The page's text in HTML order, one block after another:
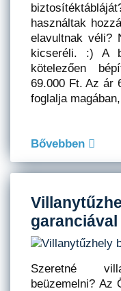
használtak
elavultnak véli?
kicseréli. :) A
kötelezően
69.000 Ft. Az ár
foglalja
Bővebben
garanciával
Szeretné
beüzemelni? Az